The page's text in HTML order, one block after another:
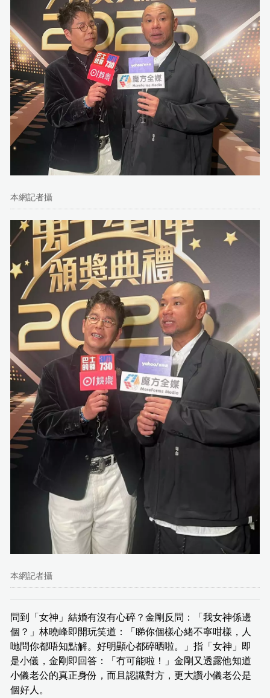
本網記者攝
本網記者攝
問到「女神」結婚有沒有心碎？金剛反問：「我女神係邊
個？」林曉峰即開玩笑道：「睇你個樣心緒不寧咁樣，人
哋問你都唔知點解。好明顯心都碎晒啦。」指「女神」即
是小儀，金剛即回答：「冇可能啦！」金剛又透露他知道
小儀老公的真正身份，而且認識對方，更大讚小儀老公是
個好人。